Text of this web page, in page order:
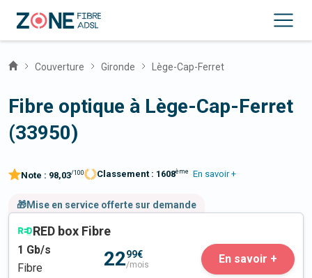
Couverture Gironde Lège-Cap-Ferret
Fibre optique à Lège-Cap-Ferret
(33950)
Note : 98,03/100 Classement : 1608ème En savoir +
🎁Mise en service offerte sur demande
RED box Fibre
1 Gb/s
Fibre
2299€
/mois En savoir +